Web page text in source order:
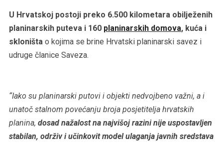
U Hrvatskoj postoji preko 6.500 kilometara obilježenih
planinarskih puteva i 160 planinarskih domova, kuća i
skloništa o kojima se brine Hrvatski planinarski savez i
udruge članice Saveza.
“Iako su planinarski putovi i objekti nedvojbeno važni, a i
unatoč stalnom povećanju broja posjetitelja hrvatskih
planina, dosad nažalost na najvišoj razini nije uspostavljen
stabilan, održiv i učinkovit model ulaganja javnih sredstava